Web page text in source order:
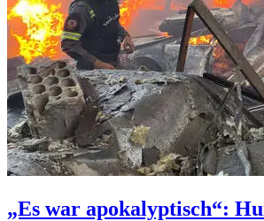
„Es war apokalyptisch“: